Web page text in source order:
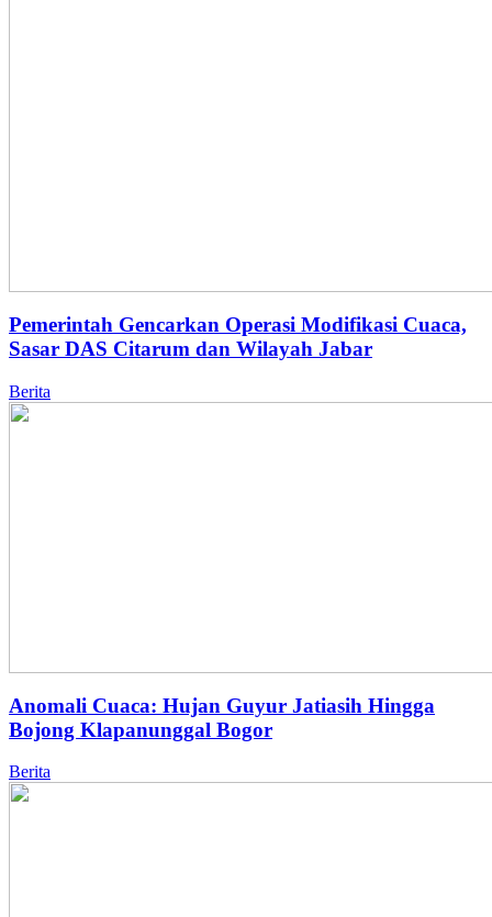
Pemerintah Gencarkan Operasi Modifikasi Cuaca,
Sasar DAS Citarum dan Wilayah Jabar
Berita
Anomali Cuaca: Hujan Guyur Jatiasih Hingga
Bojong Klapanunggal Bogor
Berita